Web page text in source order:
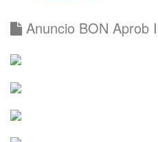
Anuncio BON Aprob